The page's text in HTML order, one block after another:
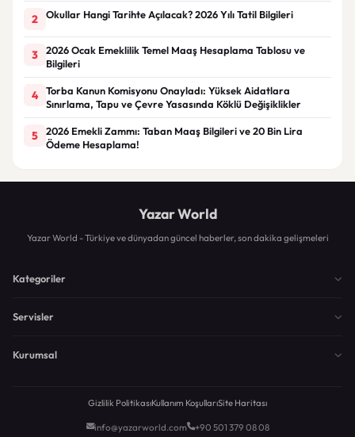
2 Okullar Hangi Tarihte Açılacak? 2026 Yılı Tatil Bilgileri
3
2026 Ocak Emeklilik Temel Maaş Hesaplama Tablosu ve
Bilgileri
4
Torba Kanun Komisyonu Onayladı: Yüksek Aidatlara
Sınırlama, Tapu ve Çevre Yasasında Köklü Değişiklikler
5
2026 Emekli Zammı: Taban Maaş Bilgileri ve 20 Bin Lira
Ödeme Hesaplama!
Yazar World
Yazar World - Türkiye ve dünyadan güncel haberler, son dakika gelişmeleri
Kategoriler
Servisler
Kurumsal
Gizlilik PolitikasıKullanım KoşullarıSite Haritası
info@yazarworld.com +90 501 379 08 08